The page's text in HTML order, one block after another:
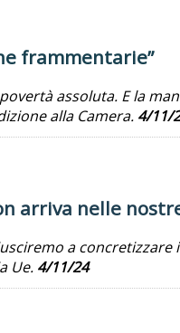
frammentarie”
assoluta. E la
alla Camera. 4/11/
arriva nelle
a concretizzare
Ue. 4/11/24